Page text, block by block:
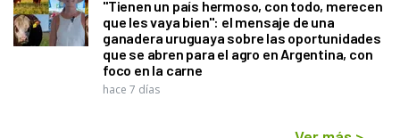
"Tienen un país hermoso, con todo, merecen
que les vaya bien": el mensaje de una
ganadera uruguaya sobre las oportunidades
que se abren para el agro en Argentina, con
foco en la carne
hace 7 días